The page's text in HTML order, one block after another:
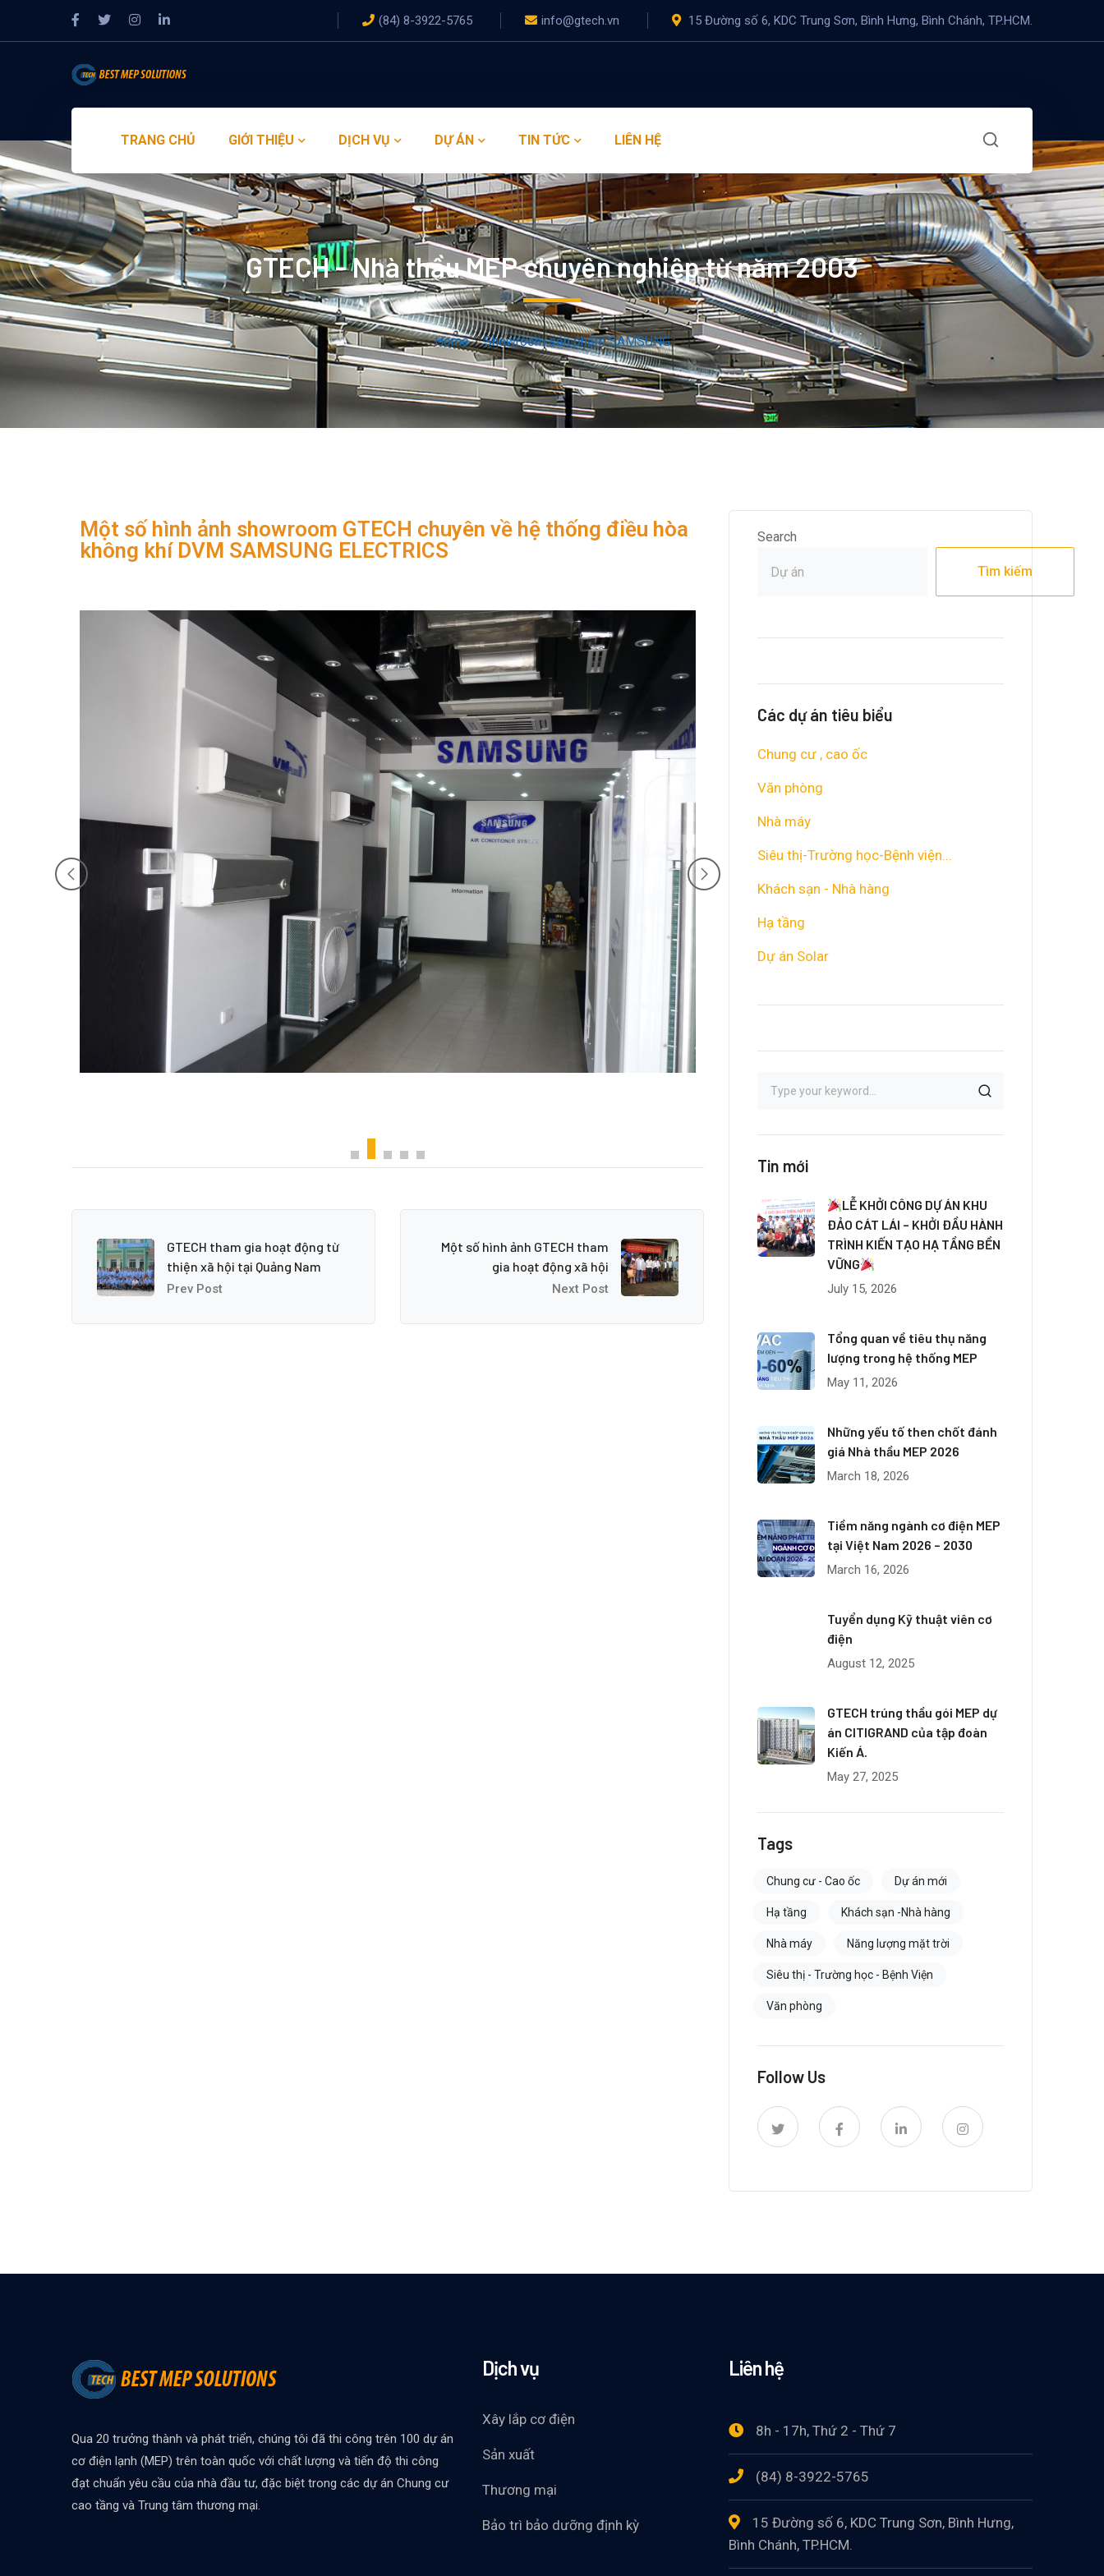
(84) 8-3922-5765 info@gtech.vn 15 Đường số 6, KDC Trung Sơn, Bình Hưng, Bình Chánh, TP.HCM.
TRANG CHỦ GIỚI THIỆU DỊCH VỤ DỰ ÁN TIN TỨC LIÊN HỆ
GTECH - Nhà thầu MEP chuyên nghiệp từ năm 2003
Home Showroom sản phẩm SAMSUNG
Một số hình ảnh showroom GTECH chuyên về hệ thống điều hòa
không khí DVM SAMSUNG ELECTRICS
GTECH tham gia hoạt động từ
thiện xã hội tại Quảng Nam
Prev Post
Một số hình ảnh GTECH tham
gia hoạt động xã hội
Next Post
Search
Tìm kiếm
Các dự án tiêu biểu
Chung cư , cao ốc
Văn phòng
Nhà máy
Siêu thị-Trường học-Bệnh viện...
Khách sạn - Nhà hàng
Hạ tầng
Dự án Solar
Tin mới
LỄ KHỞI CÔNG DỰ ÁN KHU
ĐẢO CÁT LÁI – KHỞI ĐẦU HÀNH
TRÌNH KIẾN TẠO HẠ TẦNG BỀN
VỮNG
July 15, 2026
Tổng quan về tiêu thụ năng
lượng trong hệ thống MEP
May 11, 2026
Những yếu tố then chốt đánh
giá Nhà thầu MEP 2026
March 18, 2026
Tiềm năng ngành cơ điện MEP
tại Việt Nam 2026 – 2030
March 16, 2026
Tuyển dụng Kỹ thuật viên cơ
điện
August 12, 2025
GTECH trúng thầu gói MEP dự
án CITIGRAND của tập đoàn
Kiến Á.
May 27, 2025
Tags
Chung cư - Cao ốc Dự án mới
Hạ tầng Khách sạn -Nhà hàng
Nhà máy Năng lượng mặt trời
Siêu thị - Trường học - Bệnh Viện
Văn phòng
Follow Us
Qua 20 trưởng thành và phát triển, chúng tôi đã thi công trên 100 dự án
cơ điện lạnh (MEP) trên toàn quốc với chất lượng và tiến độ thi công
đạt chuẩn yêu cầu của nhà đầu tư, đặc biệt trong các dự án Chung cư
cao tầng và Trung tâm thương mại.
Dịch vụ
Xây lắp cơ điện
Sản xuất
Thương mại
Bảo trì bảo dưỡng định kỳ
Liên hệ
8h - 17h, Thứ 2 - Thứ 7
(84) 8-3922-5765
15 Đường số 6, KDC Trung Sơn, Bình Hưng,
Bình Chánh, TP.HCM.